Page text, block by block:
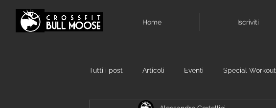
Home Iscriviti
Tutti i post Articoli Eventi Special Workout